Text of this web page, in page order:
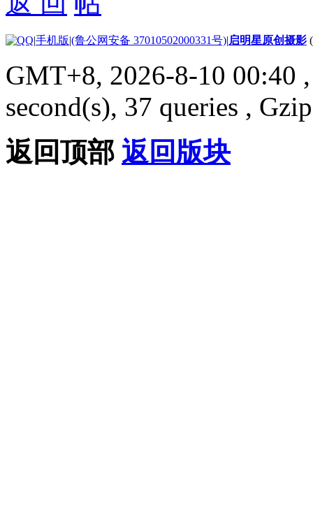
|手机版|(鲁公网安备 37010502000331号)|启明星原创摄影
GMT+8, 2026-8-10 00:40
second(s), 37 queries ,
返回顶部 返回版块